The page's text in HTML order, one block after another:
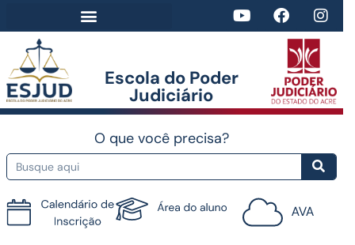
Escola do Poder
Judiciário​
O que você precisa?